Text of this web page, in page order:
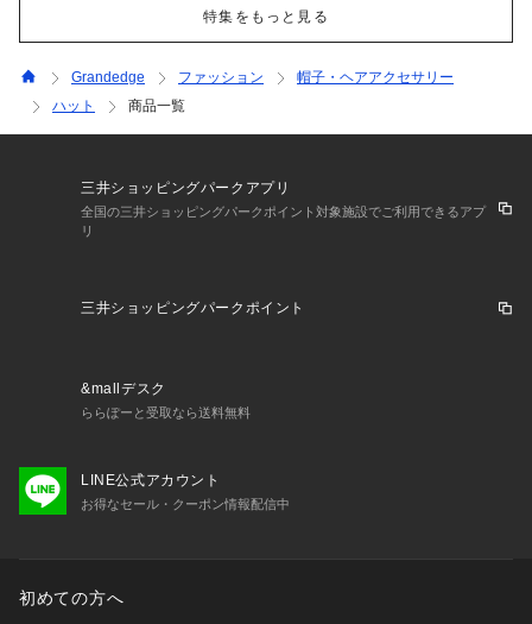
特集をもっと見る
Grandedge ファッション
帽子・ヘアアクセサリー
ハット
商品一覧
三井ショッピングパークアプリ
全国の三井ショッピングパークポイント対象施設でご利用できるアプ
リ
三井ショッピングパークポイント
&mallデスク
ららぽーと受取なら送料無料
LINE公式アカウント
お得なセール・クーポン情報配信中
初めての方へ